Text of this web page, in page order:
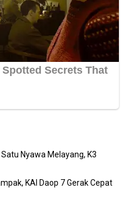
Nyawa Melayang, K3
KAI Daop 7 Gerak Cepat